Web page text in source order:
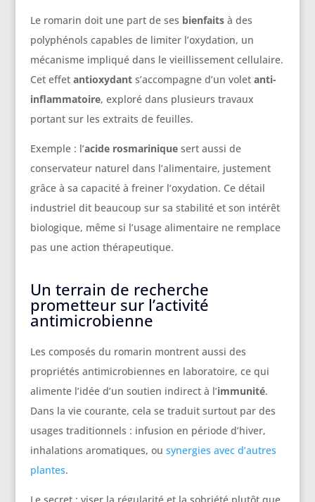
Le romarin doit une part de ses bienfaitsà des
polyphénols capables de limiter l’oxydation, un
mécanisme impliqué dans le vieillissement cellulaire.
Cet effet antioxydants’accompagne d’un volet anti-
inflammatoire, exploré dans plusieurs travaux
portant sur les extraits de feuilles.
Exemple : l’acide rosmariniquesert aussi de
conservateur naturel dans l’alimentaire, justement
grâce à sa capacité à freiner l’oxydation. Ce détail
industriel dit beaucoup sur sa stabilité et son intérêt
biologique, même si l’usage alimentaire ne remplace
pas une action thérapeutique.
Un terrain de recherche
prometteur sur l’activité
antimicrobienne
Les composés du romarin montrent aussi des
propriétés antimicrobiennes en laboratoire, ce qui
alimente l’idée d’un soutien indirect à l’immunité.
Dans la vie courante, cela se traduit surtout par des
usages traditionnels : infusion en période d’hiver,
inhalations aromatiques, ou synergies avec d’autres
plantes.